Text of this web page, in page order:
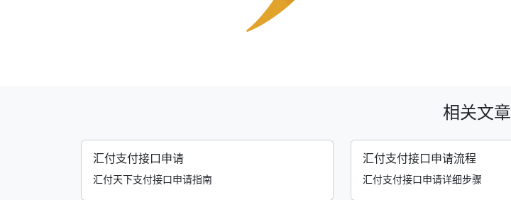
相关文章
汇付支付接口申请
汇付天下支付接口申请指南
汇付支付接口申请流程
汇付支付接口申请详细步骤